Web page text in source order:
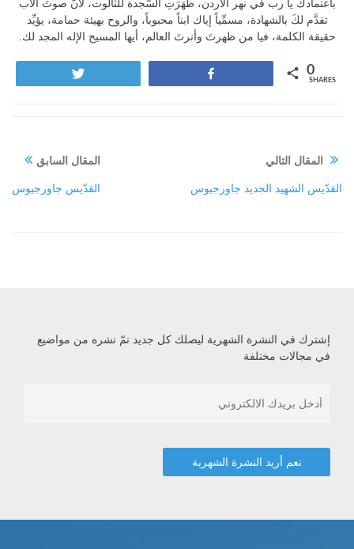
باعتمادك يا رب في نهر الأردن، ظهَرَتِ السَّجدة للثالوث، لأنَّ صوتَ الآب
تقدَّم لكَ بالشهادة، مسمِّياً إياك ابناً محبوباً، والروح بهيئة حمامة، يؤيِّد
حقيقة الكلمة، فيا من ظهرتَ وأنرتَ العالم، أيها المسيح الإله المجد لك.
0
SHARES
المقال السابق
القدّيس جاورجيوس
المقال التالي
القدّيس الشهيد الجديد جاورجيوس
إشترك في النشرة الشهرية ليصلك كل جديد تمّ نشره من مواضيع
في مجالات مختلفة